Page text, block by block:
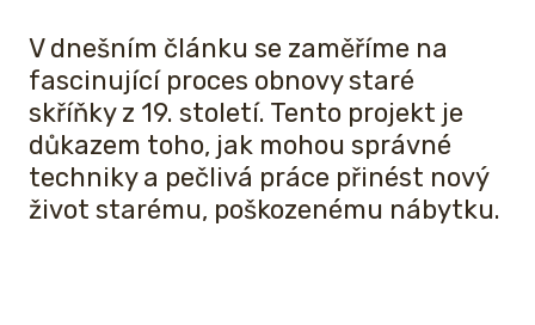
V dnešním článku se zaměříme na
fascinující proces obnovy staré
skříňky z 19. století. Tento projekt je
důkazem toho, jak mohou správné
techniky a pečlivá práce přinést nový
život starému, poškozenému nábytku.